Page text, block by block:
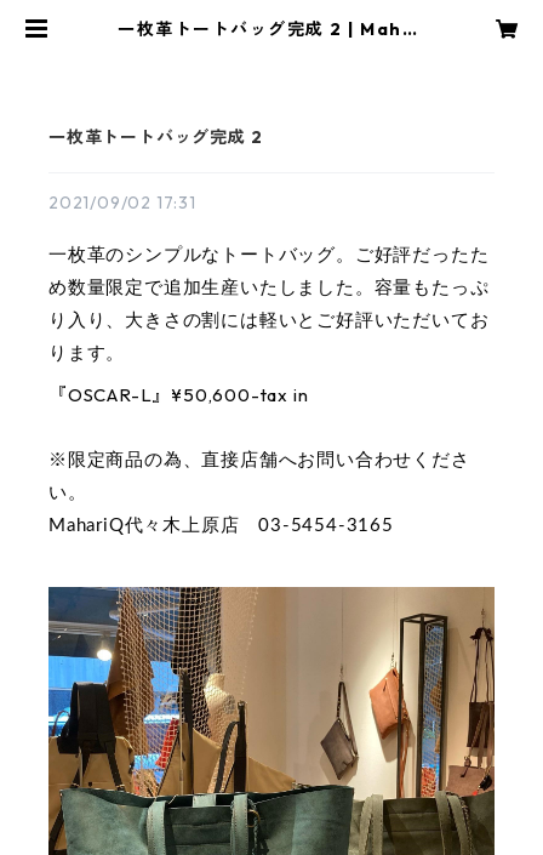
一枚革トートバッグ完成 2 | Mahar
一枚革トートバッグ完成 2
2021/09/02 17:31
一枚革のシンプルなトートバッグ。ご好評だったた
め数量限定で追加生産いたしました。容量もたっぷ
り入り、大きさの割には軽いとご好評いただいてお
ります。
『OSCAR-L』¥50,600-tax in
※限定商品の為、直接店舗へお問い合わせくださ
い。
MahariQ代々木上原店　03-5454-3165